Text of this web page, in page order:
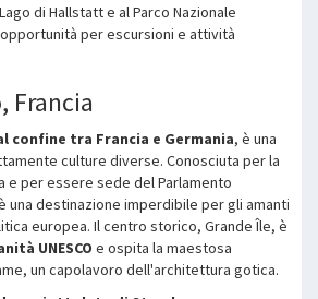
di Hallstatt e al Parco Nazionale
per escursioni e attività
Francia
confine tra Francia e Germania, è una
culture diverse. Conosciuta per la
e per essere sede del Parlamento
una destinazione imperdibile per gli amanti
europea. Il centro storico, Grande Île, è
UNESCO e ospita la maestosa
un capolavoro dell'architettura gotica.